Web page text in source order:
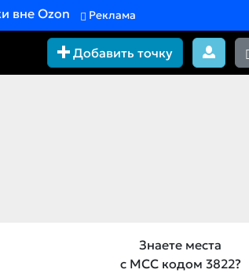
вне Ozon Реклама
Добавить точку
Знаете места
с MCC кодом 3822?